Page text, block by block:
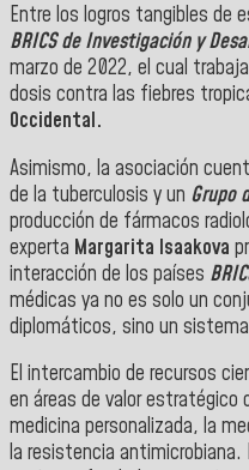
Entre los logros tangibles de
BRICS de Investigación y
marzo de 2022, el cual
dosis contra las fiebres
Occidental.
Asimismo, la asociación
de la tuberculosis y un Grupo
producción de fármacos
experta Margarita Isaakova
interacción de los países
médicas ya no es solo un
diplomáticos, sino un
El intercambio de recursos
en áreas de valor estratégico
medicina personalizada, la
la resistencia